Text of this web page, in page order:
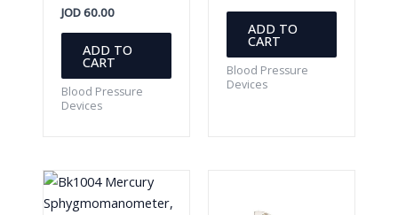
JOD60.00
ADD TO
CART
Blood Pressure
Devices
ADD TO
CART
Blood Pressure
Devices